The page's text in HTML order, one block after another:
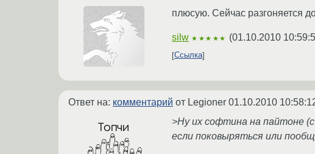
плюсую. Сейчас разгоняется
silw ★★★★★ (01.10.2010
Ссылка
Ответ на: комментарий от Legioner 01.10.2010
>Ну их софтина на пайтоне
если поковыряться или